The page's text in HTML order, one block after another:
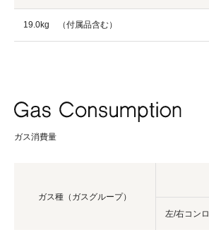
19.0kg （付属品含む）
ガス消費量
ガス種 （ガスグループ）
左/右コンロ